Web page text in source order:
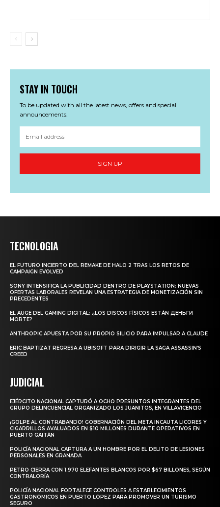
STAY IN TOUCH
To be updated with all the latest news, offers and special
announcements.
SIGN UP
TECNOLOGIA
EL FUTURO INCIERTO DEL REMAKE DE HALO 2 TRAS LOS RETOS DE
CAMPAIGN EVOLVED
SONY INTENSIFICA LA PUBLICIDAD DENTRO DE PLAYSTATION: NUEVAS
OFERTAS LABORALES REVELAN UNA ESTRATEGIA DE MONETIZACIÓN SIN
PRECEDENTES
EL AUGE DEL GAMING DIGITAL: ¿LOS DISCOS FÍSICOS ESTÁN ДЕНЬГИ
MORTE?
ANTHROPIC APUESTA POR SU PROPIO SILICIO PARA IMPULSAR A CLAUDE
ERIC BAPTIZAT REGRESA A UBISOFT PARA DIRIGIR LA SAGA ASSASSIN’S
CREED
JUDICIAL
EJÉRCITO NACIONAL CAPTURÓ A OCHO PRESUNTOS INTEGRANTES DEL
GRUPO DELINCUENCIAL ORGANIZADO LOS JUANITOS, EN VILLAVICENCIO
¡GOLPE AL CONTRABANDO! GOBERNACIÓN DEL META INCAUTA LICORES Y
CIGARRILLOS AVALUADOS EN $10 MILLONES DURANTE OPERATIVOS EN
PUERTO GAITÁN
POLICÍA NACIONAL CAPTURA A UN HOMBRE POR EL DELITO DE LESIONES
PERSONALES EN GRANADA
PETRO CIERRA CON 1.970 ELEFANTES BLANCOS POR $67 BILLONES, SEGÚN
CONTRALORÍA
POLICÍA NACIONAL FORTALECE CONTROLES A ESTABLECIMIENTOS
GASTRONÓMICOS EN PUERTO LÓPEZ PARA PROMOVER UN TURISMO
SEGURO